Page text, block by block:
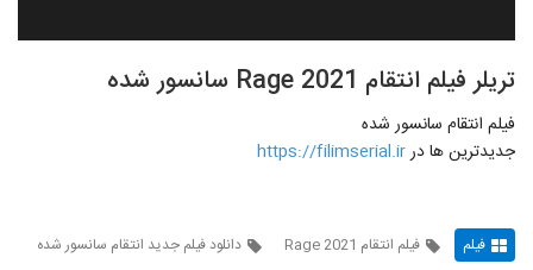
تریلر فیلم انتقام Rage 2021 سانسور شده
فیلم انتقام سانسور شده
جدیدترین ها درhttps://filimserial.ir
فیلم فیلم انتقام Rage 2021
دانلود فیلم جدید انتقام سانسور شده